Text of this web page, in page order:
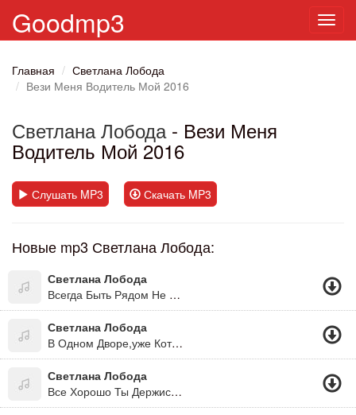
Goodmp3
Главная
Светлана Лобода
Вези Меня Водитель Мой 2016
Светлана Лобода- Вези Меня
Водитель Мой 2016
Слушать MP3 Скачать MP3
Новые mp3 Светлана Лобода:
Светлана Лобода
Всегда Быть Рядом Не Могут Люди (Из К/ф "31 Июля")
Светлана Лобода
В Одном Дворе,уже Который Год...
Светлана Лобода
Все Хорошо Ты Держись,раздевайся Ложись